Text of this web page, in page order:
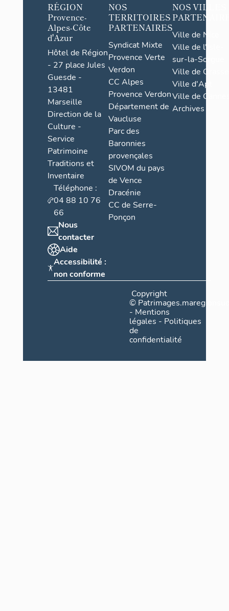
RÉGION
Provence-
Alpes-Côte
d'Azur
Hôtel de Région
- 27 place Jules
Guesde -
13481
Marseille
Direction de la
Culture -
Service
Patrimoine
Traditions et
Inventaire
Téléphone :
04 88 10 76
66
Nous
contacter
Aide
Accessibilité :
non conforme
NOS
TERRITOIRES
PARTENAIRES
Syndicat Mixte
Provence Verte
Verdon
CC Alpes
Provence Verdon
Département de
Vaucluse
Parc des
Baronnies
provençales
SIVOM du pays
de Vence
Dracénie
CC de Serre-
Ponçon
NOS VILLES
Ville de Nice
Ville de l'Isle-
sur-la-Sorgue
Ville de Grasse
Ville d'Apt
Ville de
Archives
Copyright
©
- Mentions
légales - Politiques
de
confidentialité